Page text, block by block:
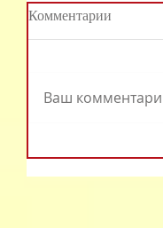
Комментарии
Ваш